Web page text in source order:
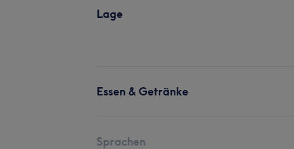
Lage
Essen & Getränke
Sprachen